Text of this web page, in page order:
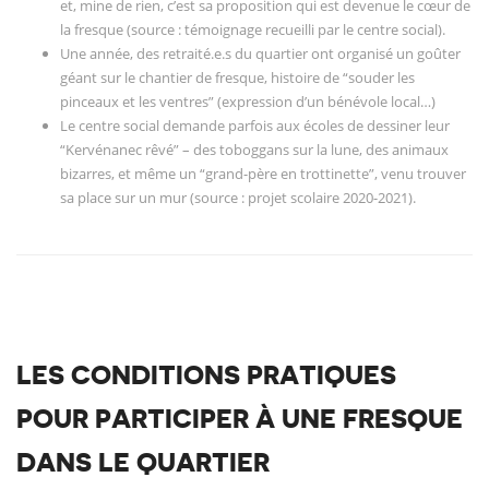
et, mine de rien, c’est sa proposition qui est devenue le cœur de
la fresque (source : témoignage recueilli par le centre social).
Une année, des retraité.e.s du quartier ont organisé un goûter
géant sur le chantier de fresque, histoire de “souder les
pinceaux et les ventres” (expression d’un bénévole local…)
Le centre social demande parfois aux écoles de dessiner leur
“Kervénanec rêvé” – des toboggans sur la lune, des animaux
bizarres, et même un “grand-père en trottinette”, venu trouver
sa place sur un mur (source : projet scolaire 2020-2021).
LES CONDITIONS PRATIQUES
POUR PARTICIPER À UNE FRESQUE
DANS LE QUARTIER